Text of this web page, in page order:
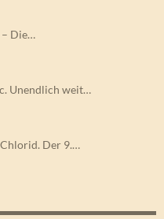
– Die…
Unendlich weit…
Der 9.…